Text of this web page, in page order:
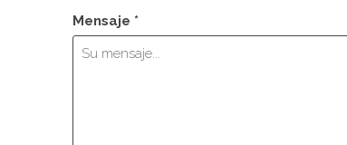
Mensaje *